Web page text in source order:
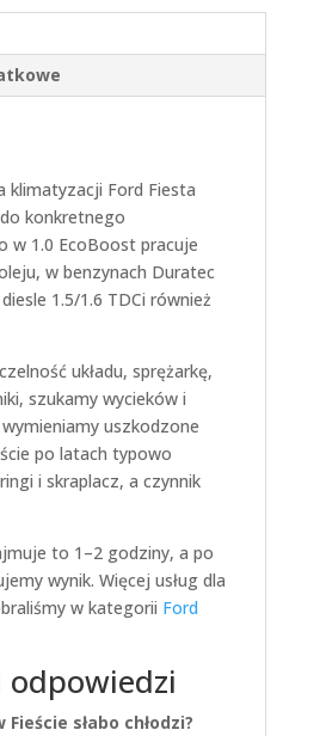
klimatyzacji Ford Fiesta
konkretnego
w 1.0 EcoBoost pracuje
w benzynach Duratec
1.5/1.6 TDCi również
układu, sprężarkę,
szukamy wycieków i
uszkodzone
po latach typowo
i skraplacz, a czynnik
to 1–2 godziny, a po
wynik. Więcej usług dla
w kategorii Ford
odpowiedzi
słabo chłodzi?